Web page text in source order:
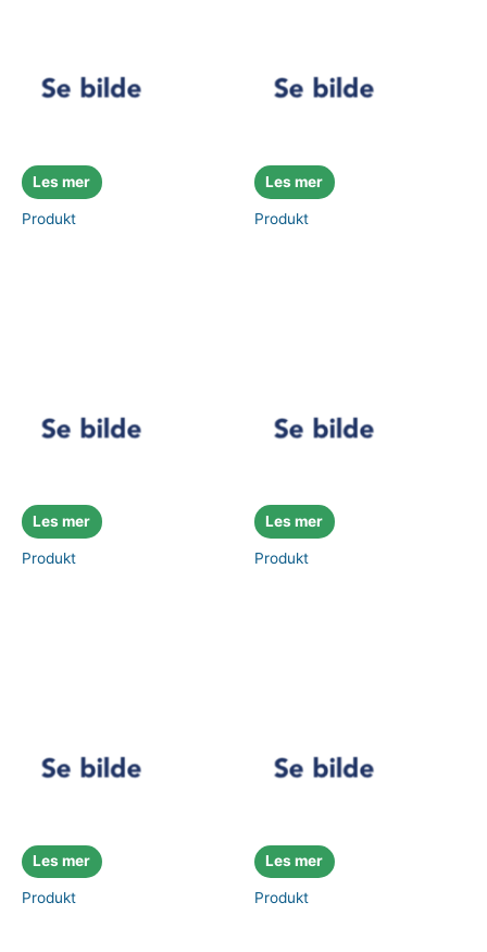
Les mer
Produkt
Les mer
Produkt
Les mer
Produkt
Les mer
Produkt
Les mer
Produkt
Les mer
Produkt